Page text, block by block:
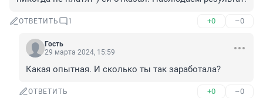
ОТВЕТИТЬ 1 +0 –0
Гость
29 марта 2024, 15:59
Какая опытная. И сколько ты так заработала?
ОТВЕТИТЬ +0 –0